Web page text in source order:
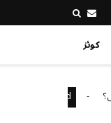
کوئز
Uncategorized